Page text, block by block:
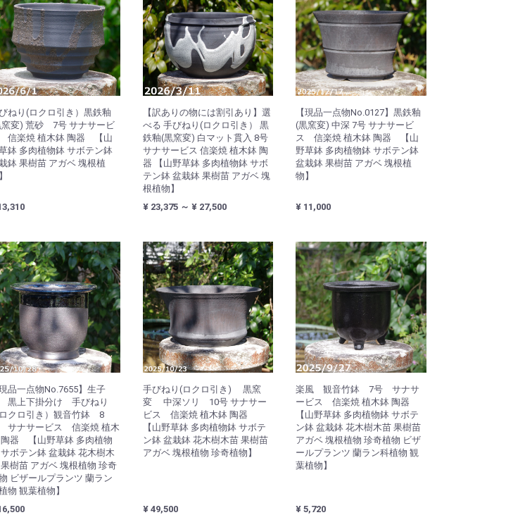
ねり(ロクロ引き）黒鉄釉
窯変) 荒砂 7号 サナサービ
信楽焼 植木鉢 陶器 【山
鉢 多肉植物鉢 サボテン鉢
鉢 果樹苗 アガベ 塊根植
【訳ありの物には割引あり】選
べる 手びねり(ロクロ引き） 黒
鉄釉(黒窯変) 白マット貫入 8号
サナサービス 信楽焼 植木鉢 陶
器 【山野草鉢 多肉植物鉢 サボ
テン鉢 盆栽鉢 果樹苗 アガベ 塊
根植物】
¥ 23,375 ～ ¥ 27,500
【現品一点物No.0127】黒鉄釉
(黒窯変) 中深 7号 サナサービ
ス 信楽焼 植木鉢 陶器 【山
野草鉢 多肉植物鉢 サボテン鉢
盆栽鉢 果樹苗 アガベ 塊根植
物】
¥ 11,000
現品一点物No.7655】生子
黒上下掛分け 手びねり
ロクロ引き）観音竹鉢 8
サナサービス 信楽焼 植木
陶器 【山野草鉢 多肉植物
ボテン鉢 盆栽鉢 花木樹木
樹苗 アガベ 塊根植物 珍奇
ビザールプランツ 蘭ラン
物 観葉植物】
手びねり(ロクロ引き) 黒窯
変 中深ソリ 10号 サナサー
ビス 信楽焼 植木鉢 陶器
【山野草鉢 多肉植物鉢 サボテ
ン鉢 盆栽鉢 花木樹木苗 果樹苗
アガベ 塊根植物 珍奇植物】
¥ 49,500
楽風 観音竹鉢 7号 サナサ
ービス 信楽焼 植木鉢 陶器
【山野草鉢 多肉植物鉢 サボテ
ン鉢 盆栽鉢 花木樹木苗 果樹苗
アガベ 塊根植物 珍奇植物 ビザ
ールプランツ 蘭ラン科植物 観
葉植物】
¥ 5,720